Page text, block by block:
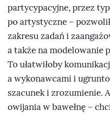
partycypacyjne, przez
po artystyczne –
zakresu zadań i
a także na modelowanie
To ułatwiłoby
a wykonawcami i
szacunek i zrozumienie.
owijania w bawełnę –